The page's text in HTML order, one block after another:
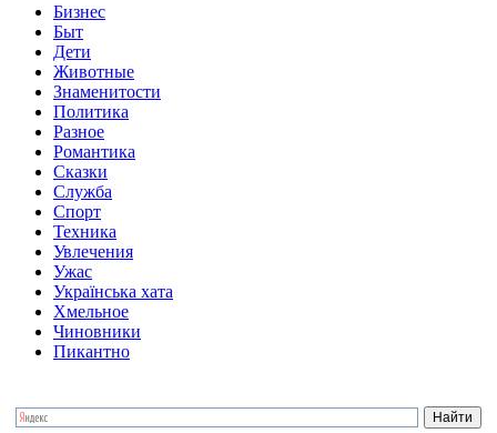
Бизнес
Быт
Дети
Животные
Знаменитости
Политика
Разное
Романтика
Сказки
Служба
Спорт
Техника
Увлечения
Ужас
Українська хата
Хмельное
Чиновники
Пикантно